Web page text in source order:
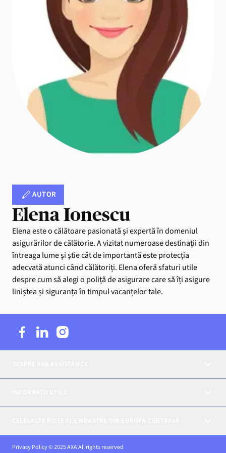
AUTOR
Elena Ionescu
Elena este o călătoare pasionată și expertă în domeniul
asigurărilor de călătorie. A vizitat numeroase destinații din
întreaga lume și știe cât de importantă este protecția
adecvată atunci când călătoriți. Elena oferă sfaturi utile
despre cum să alegi o poliță de asigurare care să îți asigure
liniștea și siguranța în timpul vacanțelor tale.
Privacy Policy © 2025 AXA All rights reserved